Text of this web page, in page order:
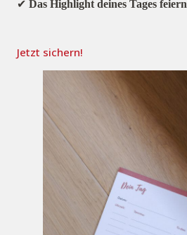
✔ Das Highlight deines Tages feiern
Jetzt sichern!